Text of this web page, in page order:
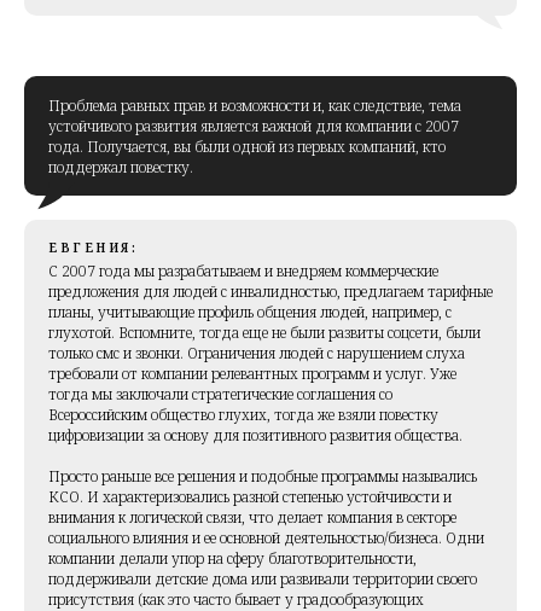
Проблема равных прав и возможности и, как следствие, тема
устойчивого развития является важной для компании с 2007
года. Получается, вы были одной из первых компаний, кто
поддержал повестку.
ЕВГЕНИЯ:
С 2007 года мы разрабатываем и внедряем коммерческие
предложения для людей с инвалидностью, предлагаем тарифные
планы, учитывающие профиль общения людей, например, с
глухотой. Вспомните, тогда еще не были развиты соцсети, были
только смс и звонки. Ограничения людей с нарушением слуха
требовали от компании релевантных программ и услуг. Уже
тогда мы заключали стратегические соглашения со
Всероссийским общество глухих, тогда же взяли повестку
цифровизации за основу для позитивного развития общества.
Просто раньше все решения и подобные программы назывались
КСО. И характеризовались разной степенью устойчивости и
внимания к логической связи, что делает компания в секторе
социального влияния и ее основной деятельностью/бизнеса. Одни
компании делали упор на сферу благотворительности,
поддерживали детские дома или развивали территории своего
присутствия (как это часто бывает у градообразующих